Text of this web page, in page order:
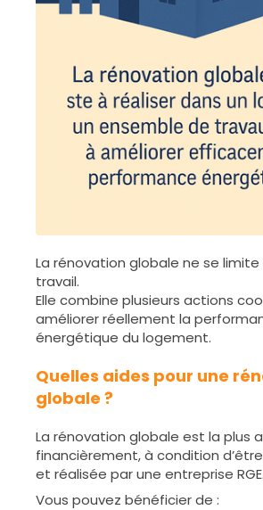
La rénovation globale ne se limite
travail.
Elle combine plusieurs actions
améliorer réellement la
énergétique du logement.
Quelles aides pour une
globale ?
La rénovation globale est la plus
financièrement, à condition
et réalisée par une entreprise RGE.
Vous pouvez bénéficier de :